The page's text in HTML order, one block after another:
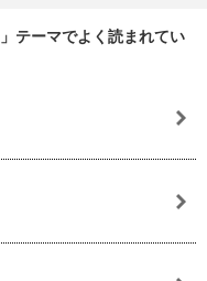
」テーマでよく読まれてい